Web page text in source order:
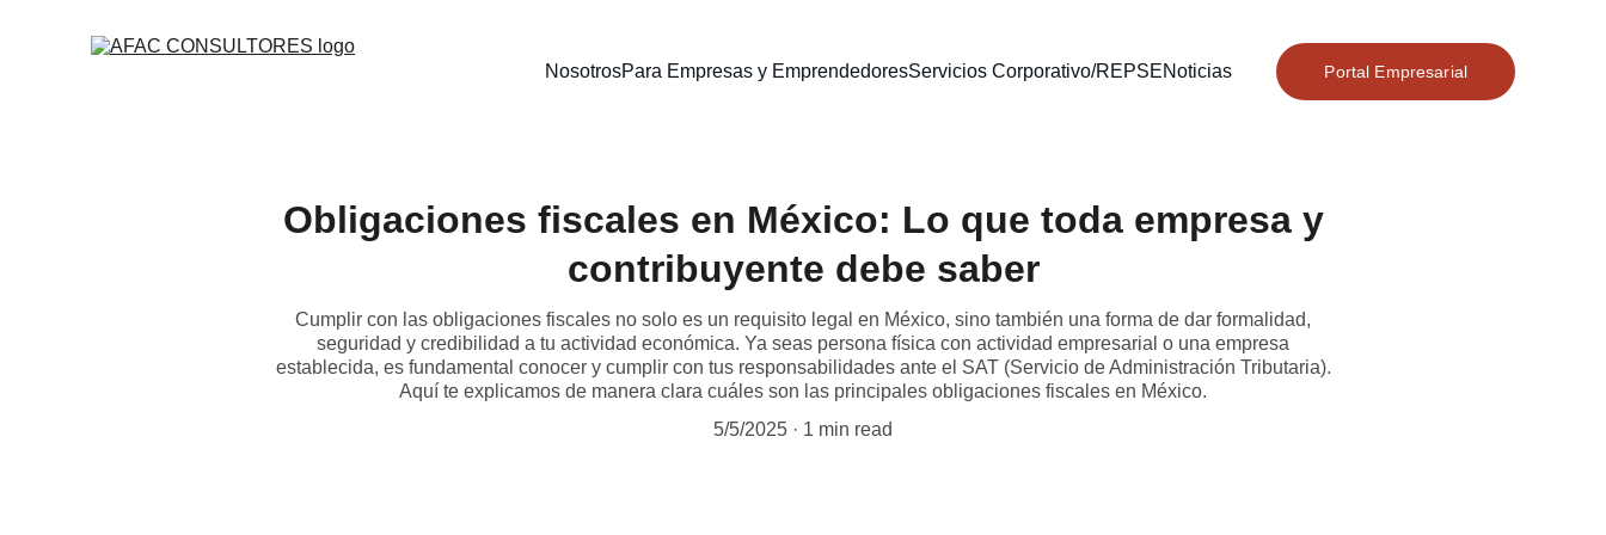
NosotrosPara Empresas y EmprendedoresServicios Corporativo/REPSENoticias Portal Empresarial
Obligaciones fiscales en México: Lo que toda empresa y
contribuyente debe saber
Cumplir con las obligaciones fiscales no solo es un requisito legal en México, sino también una forma de dar formalidad,
seguridad y credibilidad a tu actividad económica. Ya seas persona física con actividad empresarial o una empresa
establecida, es fundamental conocer y cumplir con tus responsabilidades ante el SAT (Servicio de Administración Tributaria).
Aquí te explicamos de manera clara cuáles son las principales obligaciones fiscales en México.
5/5/2025
1 min read